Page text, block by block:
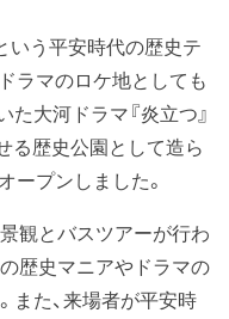
いう平安時代の歴史テ
ラマのロケ地としても
大河ドラマ『炎立つ』
る歴史公園として造ら
ープンしました。
観とバスツアーが行わ
歴史マニアやドラマの
また、来場者が平安時